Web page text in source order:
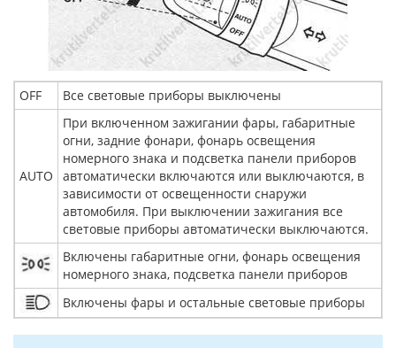
ОFF Все световые приборы выключены
AUTO
При включенном зажигании фары, габаритные
огни, задние фонари, фонарь освещения
номерного знака и подсветка панели приборов
автоматически включаются или выключаются, в
зависимости от освещенности снаружи
автомобиля. При выключении зажигания все
световые приборы автоматически выключаются.
Включены габаритные огни, фонарь освещения
номерного знака, подсветка панели приборов
Включены фары и остальные световые приборы